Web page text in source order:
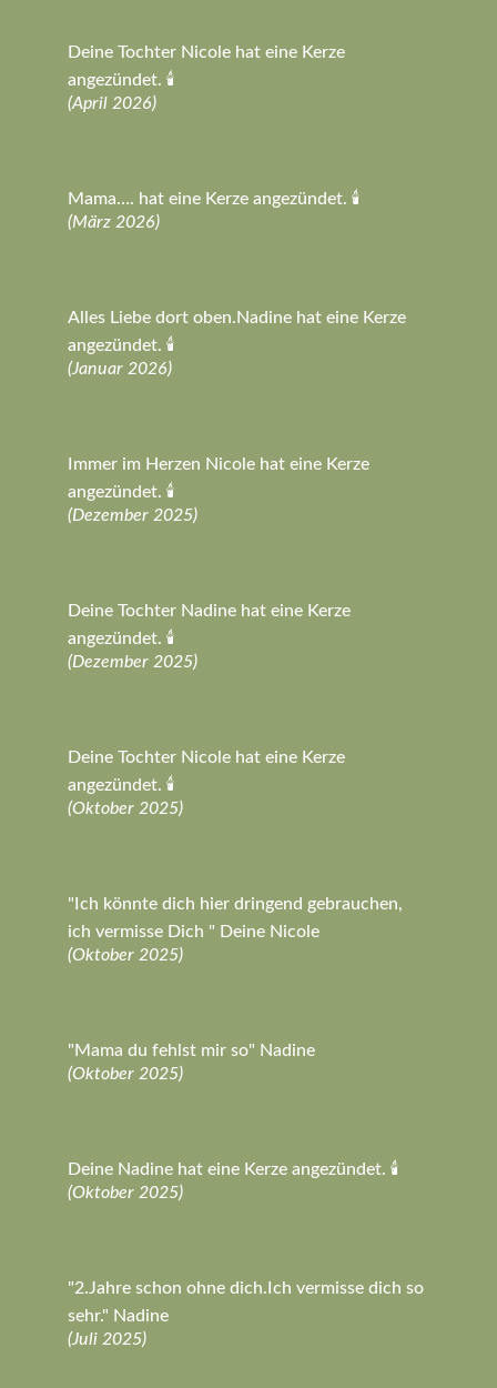
Deine Tochter Nicole hat eine Kerze
angezündet. 🕯️
(April 2026)
Mama…. hat eine Kerze angezündet. 🕯️
(März 2026)
Alles Liebe dort oben.Nadine hat eine Kerze
angezündet. 🕯️
(Januar 2026)
Immer im Herzen Nicole hat eine Kerze
angezündet. 🕯️
(Dezember 2025)
Deine Tochter Nadine hat eine Kerze
angezündet. 🕯️
(Dezember 2025)
Deine Tochter Nicole hat eine Kerze
angezündet. 🕯️
(Oktober 2025)
"Ich könnte dich hier dringend gebrauchen,
ich vermisse Dich " Deine Nicole
(Oktober 2025)
"Mama du fehlst mir so" Nadine
(Oktober 2025)
Deine Nadine hat eine Kerze angezündet. 🕯️
(Oktober 2025)
"2.Jahre schon ohne dich.Ich vermisse dich so
sehr." Nadine
(Juli 2025)